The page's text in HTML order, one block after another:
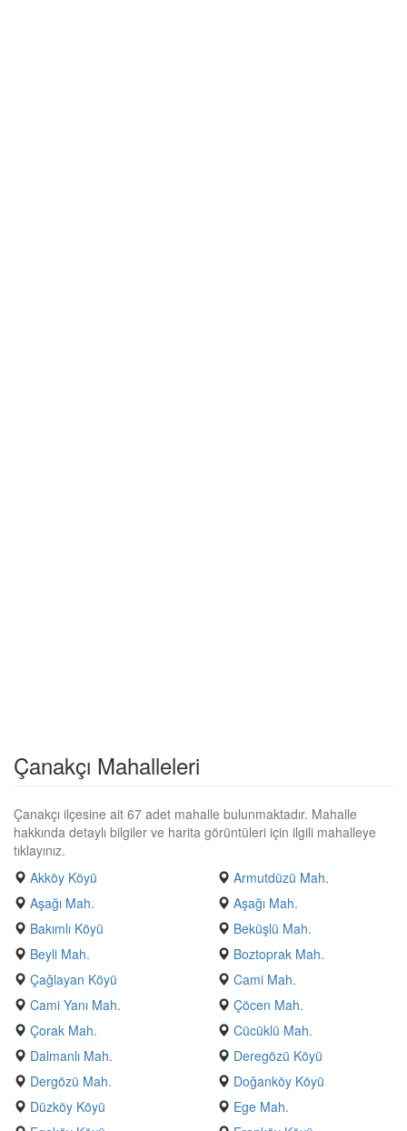
Çanakçı Mahalleleri
Çanakçı ilçesine ait 67 adet mahalle bulunmaktadır. Mahalle
hakkında detaylı bilgiler ve harita görüntüleri için ilgili mahalleye
tıklayınız.
Akköy Köyü
Armutdüzü Mah.
Aşağı Mah.
Aşağı Mah.
Bakımlı Köyü
Beküşlü Mah.
Beyli Mah.
Boztoprak Mah.
Çağlayan Köyü
Cami Mah.
Cami Yanı Mah.
Çöcen Mah.
Çorak Mah.
Cücüklü Mah.
Dalmanlı Mah.
Deregözü Köyü
Dergözü Mah.
Doğanköy Köyü
Düzköy Köyü
Ege Mah.